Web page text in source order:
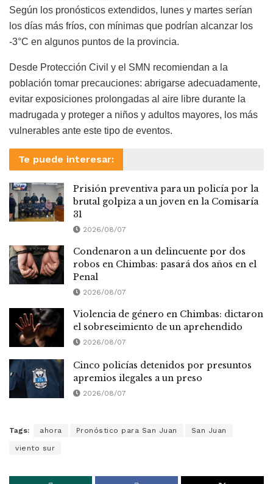
Según los pronósticos extendidos, lunes y martes serían
los días más fríos, con mínimas que podrían alcanzar los
-3°C en algunos puntos de la provincia.
Desde Protección Civil y el SMN recomiendan a la
población tomar precauciones: abrigarse adecuadamente,
evitar exposiciones prolongadas al aire libre durante la
madrugada y proteger a niños y adultos mayores, los más
vulnerables ante este tipo de eventos.
Te puede interesar:
Prisión preventiva para un policía por la
brutal golpiza a un joven en la Comisaría
31
2026/08/07
Condenaron a un delincuente por dos
robos en Chimbas: pasará dos años en el
Penal
2026/08/07
Violencia de género en Chimbas: dictaron
el sobreseimiento de un aprehendido
2026/08/07
Cinco policías detenidos por presuntos
apremios ilegales a un preso
2026/08/07
Tags: ahora Pronóstico para San Juan San Juan
viento sur